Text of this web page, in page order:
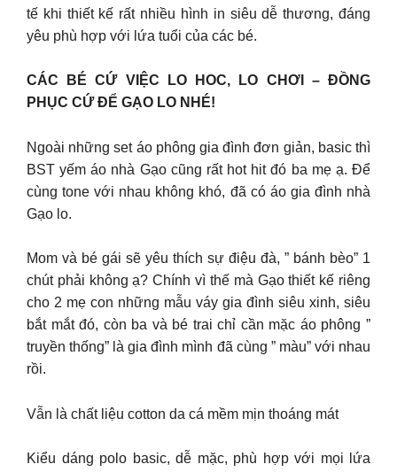
tế khi thiết kế rất nhiều hình in siêu dễ thương, đáng
yêu phù hợp với lứa tuổi của các bé.
CÁC BÉ CỨ VIỆC LO HOC, LO CHƠI – ĐỒNG
PHỤC CỨ ĐỂ GẠO LO NHÉ!
Ngoài những set áo phông gia đình đơn giản, basic thì
BST yếm áo nhà Gạo cũng rất hot hit đó ba mẹ ạ. Để
cùng tone với nhau không khó, đã có áo gia đình nhà
Gạo lo.
Mom và bé gái sẽ yêu thích sự điệu đà, ” bánh bèo” 1
chút phải không ạ? Chính vì thế mà Gạo thiết kế riêng
cho 2 mẹ con những mẫu váy gia đình siêu xinh, siêu
bắt mắt đó, còn ba và bé trai chỉ cần mặc áo phông ”
truyền thống” là gia đình mình đã cùng ” màu” với nhau
rồi.
Vẫn là chất liệu cotton da cá mềm mịn thoáng mát
Kiểu dáng polo basic, dễ mặc, phù hợp với mọi lứa